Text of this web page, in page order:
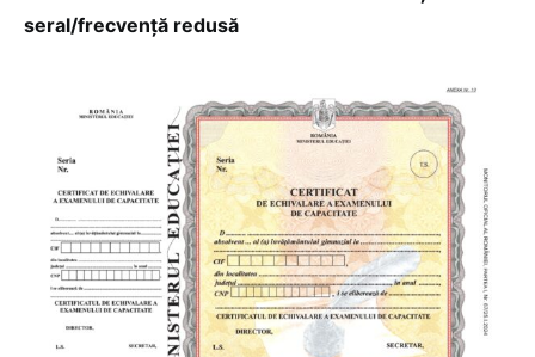
seral/frecvență redusă